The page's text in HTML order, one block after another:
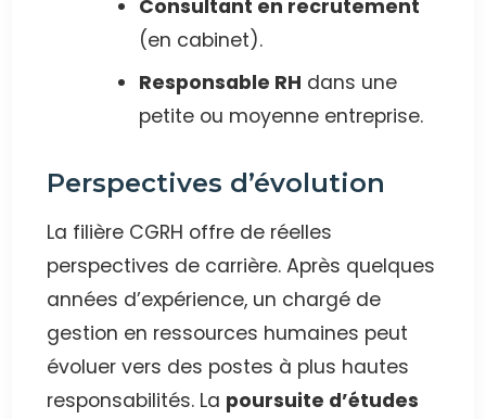
Consultant en recrutement
(en cabinet).
Responsable RH dans une
petite ou moyenne entreprise.
Perspectives d’évolution
La filière CGRH offre de réelles
perspectives de carrière. Après quelques
années d’expérience, un chargé de
gestion en ressources humaines peut
évoluer vers des postes à plus hautes
responsabilités. La poursuite d’études